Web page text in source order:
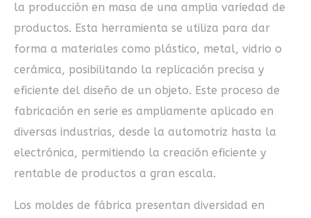
la producción en masa de una amplia variedad de
productos. Esta herramienta se utiliza para dar
forma a materiales como plástico, metal, vidrio o
cerámica, posibilitando la replicación precisa y
eficiente del diseño de un objeto. Este proceso de
fabricación en serie es ampliamente aplicado en
diversas industrias, desde la automotriz hasta la
electrónica, permitiendo la creación eficiente y
rentable de productos a gran escala.
Los moldes de fábrica presentan diversidad en